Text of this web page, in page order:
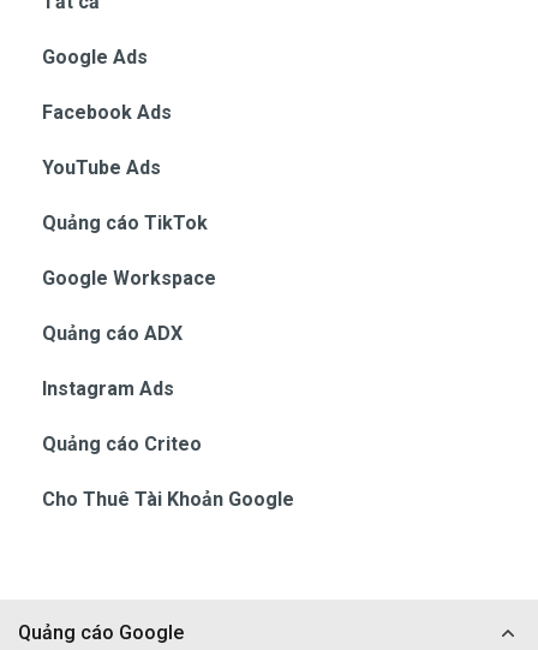
Google Ads
Facebook Ads
YouTube Ads
Quảng cáo TikTok
Google Workspace
Quảng cáo ADX
Instagram Ads
Quảng cáo Criteo
Cho Thuê Tài Khoản Google
Quảng cáo Google